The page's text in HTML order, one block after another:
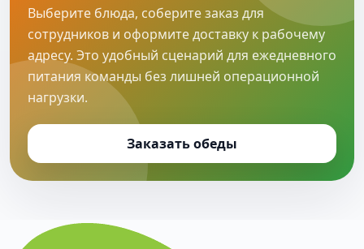
Выберите блюда, соберите заказ для
сотрудников и оформите доставку к рабочему
адресу. Это удобный сценарий для ежедневного
питания команды без лишней операционной
нагрузки.
Заказать обеды